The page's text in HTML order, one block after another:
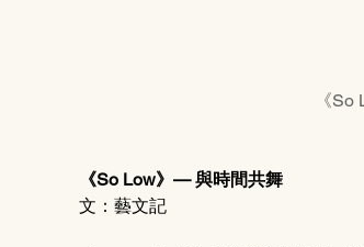
《
《So Low》— 與時間共舞
文：藝文記